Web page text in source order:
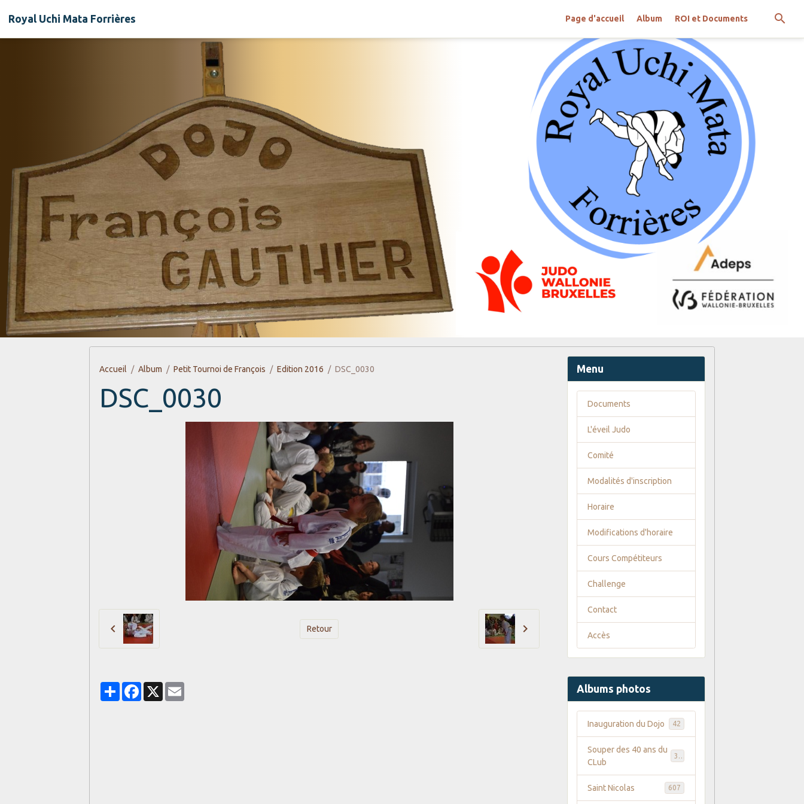
Royal Uchi Mata Forrières Page d'accueil Album ROI et Documents
Accueil Album Petit Tournoi de François Edition 2016 DSC_0030
DSC_0030
Retour
PartagerFacebook
X
Menu
Documents
L'éveil Judo
Comité
Modalités d'inscription
Horaire
Modifications d'horaire
Cours Compétiteurs
Challenge
Contact
Accès
Albums photos
Inauguration du Dojo 42
Souper des 40 ans du
CLub
Saint Nicolas 607